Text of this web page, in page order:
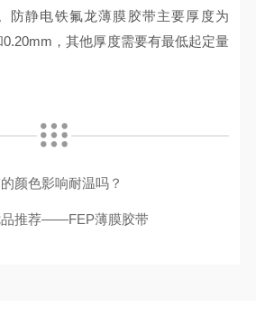
防静电铁氟龙薄膜胶带主要厚度为
，其他厚度需要有最低起定量
颜色影响耐温吗？
品推荐——FEP薄膜胶带